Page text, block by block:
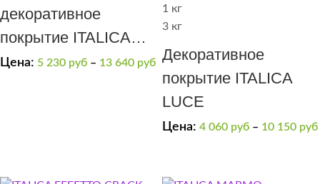
декоративное
покрытие ITALICA
GRADIENTE эффект
Цена: 5 230 руб – 13 640 руб
1 кг
3 кг
Декоративное
покрытие ITALICA
LUCE
Цена: 4 060 руб – 10 150 руб